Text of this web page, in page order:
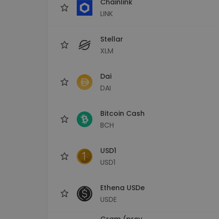
LINK
Stellar
XLM
Dai
DAI
Bitcoin Cash
BCH
USD1
USD1
Ethena USDe
USDE